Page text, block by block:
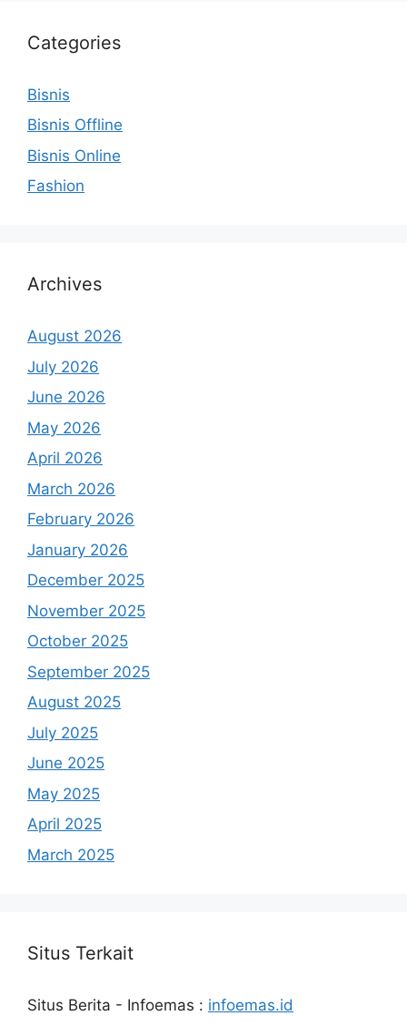
Categories
Bisnis
Bisnis Offline
Bisnis Online
Fashion
Archives
August 2026
July 2026
June 2026
May 2026
April 2026
March 2026
February 2026
January 2026
December 2025
November 2025
October 2025
September 2025
August 2025
July 2025
June 2025
May 2025
April 2025
March 2025
Situs Terkait
Situs Berita - Infoemas : infoemas.id